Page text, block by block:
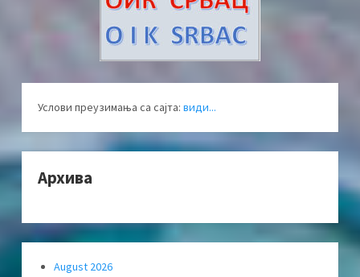
Услови преузимања са сајта: види...
Архива
August 2026